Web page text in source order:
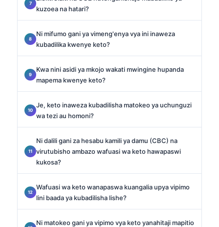
kuzoea na hatari?
Ni mifumo gani ya vimeng'enya vya ini inaweza
kubadilika kwenye keto?
Kwa nini asidi ya mkojo wakati mwingine hupanda
mapema kwenye keto?
Je, keto inaweza kubadilisha matokeo ya uchunguzi
wa tezi au homoni?
Ni dalili gani za hesabu kamili ya damu (CBC) na
virutubisho ambazo wafuasi wa keto hawapaswi
kukosa?
Wafuasi wa keto wanapaswa kuangalia upya vipimo
lini baada ya kubadilisha lishe?
Ni matokeo gani ya vipimo vya keto yanahitaji mapitio